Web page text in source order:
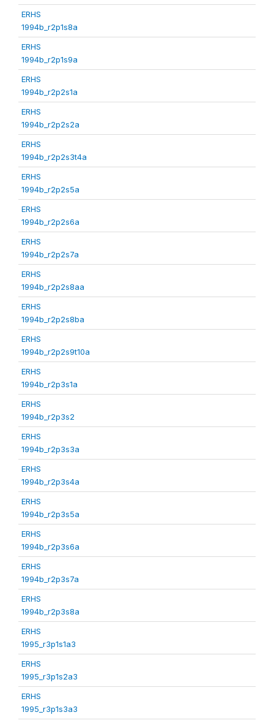
ERHS
1994b_r2p1s8a
ERHS
1994b_r2p1s9a
ERHS
1994b_r2p2s1a
ERHS
1994b_r2p2s2a
ERHS
1994b_r2p2s3t4a
ERHS
1994b_r2p2s5a
ERHS
1994b_r2p2s6a
ERHS
1994b_r2p2s7a
ERHS
1994b_r2p2s8aa
ERHS
1994b_r2p2s8ba
ERHS
1994b_r2p2s9t10a
ERHS
1994b_r2p3s1a
ERHS
1994b_r2p3s2
ERHS
1994b_r2p3s3a
ERHS
1994b_r2p3s4a
ERHS
1994b_r2p3s5a
ERHS
1994b_r2p3s6a
ERHS
1994b_r2p3s7a
ERHS
1994b_r2p3s8a
ERHS
1995_r3p1s1a3
ERHS
1995_r3p1s2a3
ERHS
1995_r3p1s3a3